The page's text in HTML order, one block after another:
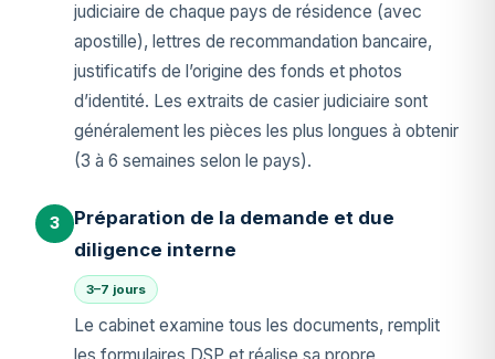
judiciaire de chaque pays de résidence (avec
apostille), lettres de recommandation bancaire,
justificatifs de l’origine des fonds et photos
d’identité. Les extraits de casier judiciaire sont
généralement les pièces les plus longues à obtenir
(3 à 6 semaines selon le pays).
3
Préparation de la demande et due
diligence interne
3–7 jours
Le cabinet examine tous les documents, remplit